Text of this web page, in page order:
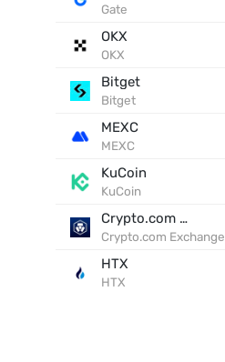
Gate
OKX
OKX
Bitget
Bitget
MEXC
MEXC
KuCoin
KuCoin
Crypto.com Exchange
Crypto.com Exchange
HTX
HTX